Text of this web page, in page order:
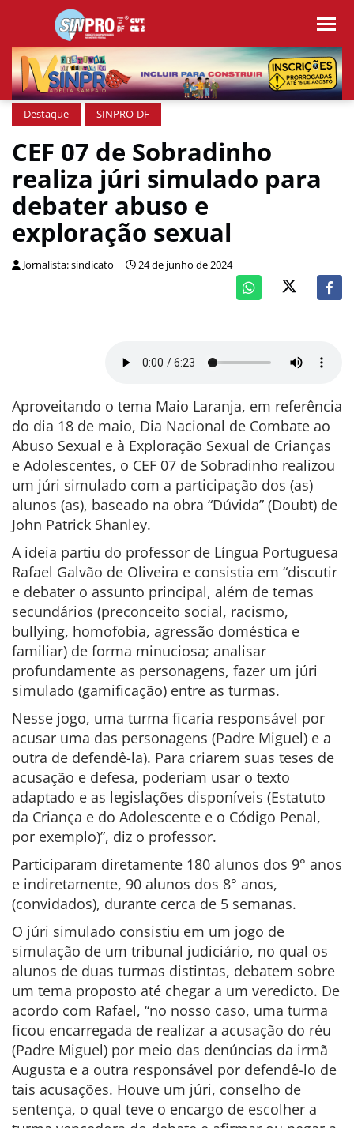
Destaque SINPRO-DF
CEF 07 de Sobradinho
realiza júri simulado para
debater abuso e
exploração sexual
Jornalista: sindicato 24 de junho de 2024
Aproveitando o tema Maio Laranja, em referência
do dia 18 de maio, Dia Nacional de Combate ao
Abuso Sexual e à Exploração Sexual de Crianças
e Adolescentes, o CEF 07 de Sobradinho realizou
um júri simulado com a participação dos (as)
alunos (as), baseado na obra “Dúvida” (Doubt) de
John Patrick Shanley.
A ideia partiu do professor de Língua Portuguesa
Rafael Galvão de Oliveira e consistia em “discutir
e debater o assunto principal, além de temas
secundários (preconceito social, racismo,
bullying, homofobia, agressão doméstica e
familiar) de forma minuciosa; analisar
profundamente as personagens, fazer um júri
simulado (gamificação) entre as turmas.
Nesse jogo, uma turma ficaria responsável por
acusar uma das personagens (Padre Miguel) e a
outra de defendê-la). Para criarem suas teses de
acusação e defesa, poderiam usar o texto
adaptado e as legislações disponíveis (Estatuto
da Criança e do Adolescente e o Código Penal,
por exemplo)”, diz o professor.
Participaram diretamente 180 alunos dos 9° anos
e indiretamente, 90 alunos dos 8° anos,
(convidados), durante cerca de 5 semanas.
O júri simulado consistiu em um jogo de
simulação de um tribunal judiciário, no qual os
alunos de duas turmas distintas, debatem sobre
um tema proposto até chegar a um veredicto. De
acordo com Rafael, “no nosso caso, uma turma
ficou encarregada de realizar a acusação do réu
(Padre Miguel) por meio das denúncias da irmã
Augusta e a outra responsável por defendê-lo de
tais acusações. Houve um júri, conselho de
sentença, o qual teve o encargo de escolher a